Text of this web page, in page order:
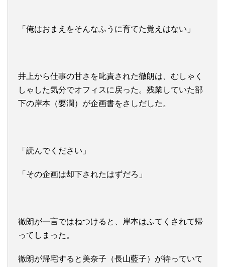
「俺はおまえをそんなふうに育てた覚えはない」
井上から仕事の甘さを叱責された徹朗は、むしゃく
しゃした気分でオフィスに戻った。残業していた部
下の岸本（要潤）が企画書をさしだした。
「読んでください」
「その企画は却下されたはずだろ」
徹朗が一言ではねつけると、岸本はふてくされて帰
ってしまった。
徹朗が帰宅すると美奈子（長山藍子）が待っていて